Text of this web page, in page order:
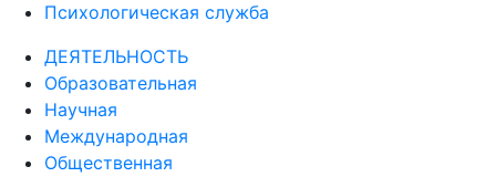
Психологическая служба
ДЕЯТЕЛЬНОСТЬ
Образовательная
Научная
Международная
Общественная